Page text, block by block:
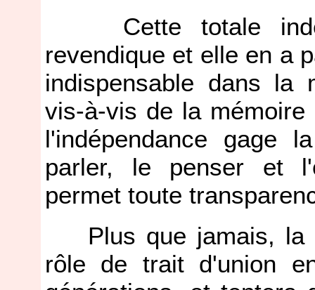
Cette totale
revendique et elle en a
indispensable dans la
vis-à-vis de la
l'indépendance gage
parler, le penser et
permet toute
Plus que jamais, la
rôle de trait d'union